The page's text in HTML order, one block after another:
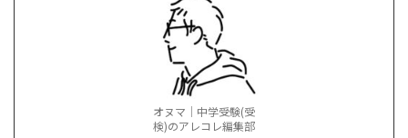
オヌマ｜中学受験(受
検)のアレコレ編集部